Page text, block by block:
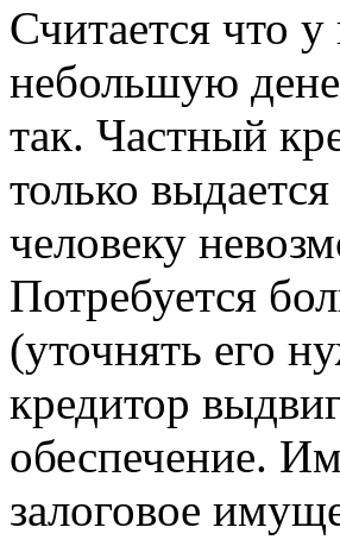
Считается что
небольшую
так. Частный
только
человеку
Потребуется
(уточнять его
кредитор
обеспечение.
залоговое